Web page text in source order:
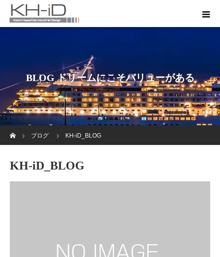
BLOG ドリームにこそバリューがある
ブログ
KH-iD_BLOG
KH-iD_BLOG